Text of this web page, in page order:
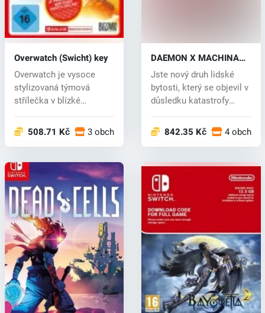
Overwatch (Swicht) key
Overwatch je vysoce
stylizovaná týmová
střílečka v blízké
508.71 Kč 3 obchodech
DAEMON X MACHINA
(Switch) key
Jste nový druh lidské
bytosti, který se objevil v
důsledku katastrofy
842.35 Kč 4